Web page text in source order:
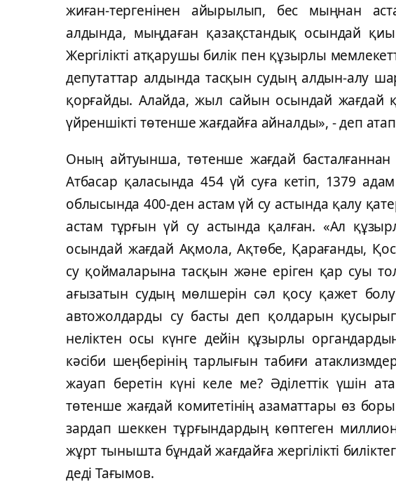
жиған-тергенінен айырылып, бес мыңнан
алдында, мыңдаған қазақстандық осындай
Жергілікті атқарушы билік пен құзырлы
депутаттар алдында тасқын судың алдын-алу
қорғайды. Алайда, жыл сайын осындай жағдай
үйреншікті төтенше жағдайға айналды», - деп атап
Оның айтуынша, төтенше жағдай
Атбасар қаласында 454 үй суға кетіп, 1379 адам
облысында 400-ден астам үй су астында қалу
астам тұрғын үй су астында қалған. «Ал
осындай жағдай Ақмола, Ақтөбе, Қарағанды,
су қоймаларына тасқын және еріген қар суы
ағызатын судың мөлшерін сәл қосу қажет
автожолдарды су басты деп қолдарын қусырып
неліктен осы күнге дейін құзырлы
кәсіби шеңберінің тарлығын табиғи
жауап беретін күні келе ме? Әділеттік үшін
төтенше жағдай комитетінің азаматтары өз
зардап шеккен тұрғындардың көптеген
жұрт тынышта бұндай жағдайға жергілікті
деді Тағымов.